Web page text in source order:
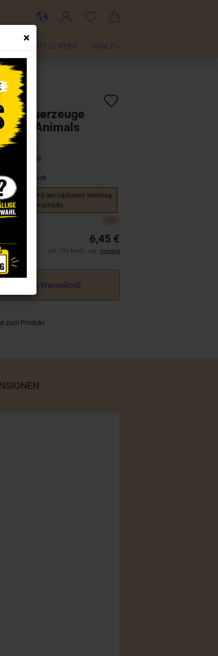
ABOUT CLIPPER %SALE%
CL101842
Feuerzeuge
Animals
Lieferzeit:
2 - 3 Tage
Stück
Bestellung wird am nächsten Werktag
verschickt.
TOP
6,45 €
inkl. 19% MwSt. zzgl. Versand
In den Warenkorb
zum Produkt